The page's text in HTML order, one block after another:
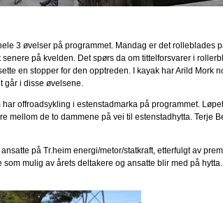
3 øvelser på programmet. Mandag er det rolleblades
på kvelden. Det spørs da om tittelforsvarer i
en stopper for den opptreden. I kayak har Arild Mork
går i disse øvelsene.
offroadsykling i estenstadmarka på programmet.
mellom de to dammene på vei til estenstadhytta. Terje
på Tr.heim energi/metor/statkraft, etterfulgt av
mulig av årets deltakere og ansatte blir med på